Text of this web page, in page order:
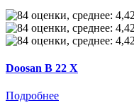
Doosan B 22 X
Подробнее